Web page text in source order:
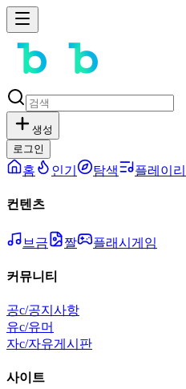
생성
로그인
홈 인기 탐색 플레이
컨텐츠
브금 짤 플래시게임
커뮤니티
공c/공지사항
유c/유머
자c/자유게시판
사이트